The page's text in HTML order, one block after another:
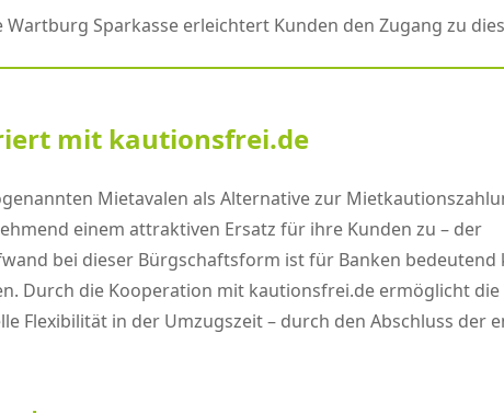
Wartburg Sparkasse erleichtert Kunden den Zugang zu
mit kautionsfrei.de
Mietavalen als Alternative zur
einem attraktiven Ersatz für ihre Kunden zu – der
bei dieser Bürgschaftsform ist für Banken bedeutend
Durch die Kooperation mit kautionsfrei.de ermöglicht
Flexibilität in der Umzugszeit – durch den Abschluss der